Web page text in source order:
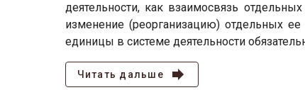
деятельности, как взаимосвязь
изменение (реорганизацию) отдельных
единицы в системе деятельности
Читать дальше